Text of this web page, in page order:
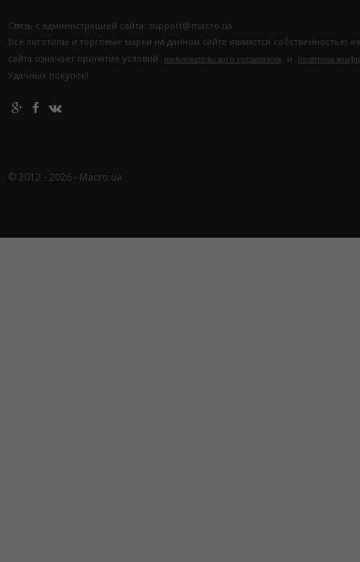
Связь с администрацией сайта: support@macro.ua.
Все логотипы и торговые марки на данном сайте являются собственностью
сайта означает принятие условий
пользовательского соглашения и политики
Удачных покупок!
© 2012 - 2026 - Macro.ua